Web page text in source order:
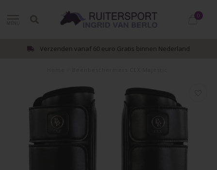
0
Verzenden vanaf 60 euro Gratis binnen Nederland